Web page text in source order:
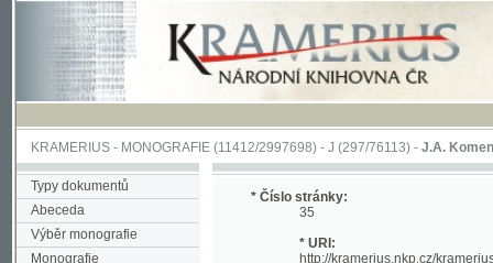
KRAMERIUS-MONOGRAFIE(11412/2997698) -J (297/76113)-J.A. Komenského
Typy dokumentů
Abeceda
Výběr monografie
Monografie
Stránka
* Číslo stránky:
35
* URI:
http://kramerius.nkp.cz/kramerius/